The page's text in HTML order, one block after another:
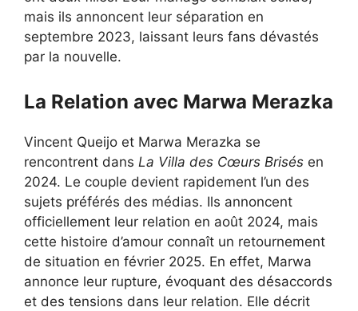
mais ils annoncent leur séparation en
septembre 2023, laissant leurs fans dévastés
par la nouvelle.
La Relation avec Marwa Merazka
Vincent Queijo et Marwa Merazka se
rencontrent dans La Villa des Cœurs Brisés en
2024. Le couple devient rapidement l’un des
sujets préférés des médias. Ils annoncent
officiellement leur relation en août 2024, mais
cette histoire d’amour connaît un retournement
de situation en février 2025. En effet, Marwa
annonce leur rupture, évoquant des désaccords
et des tensions dans leur relation. Elle décrit